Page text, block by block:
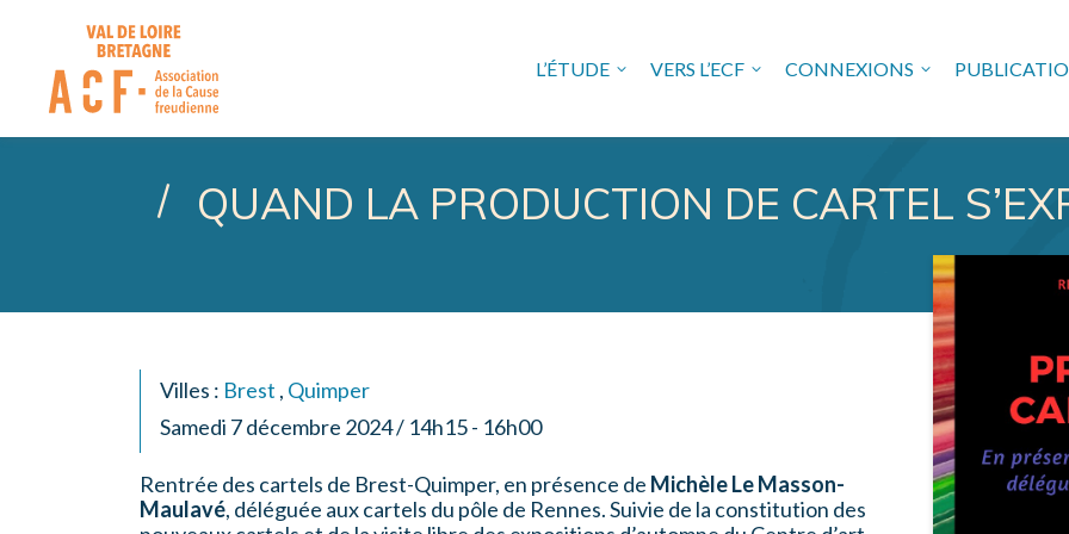
ASSOCIATION DE LA CAUSE FREUDIENNE EN VAL
L’ÉTUDE VERS L’ECF CONNEXIONS
QUAND LA PRODUCTION DE CARTEL
Villes : Brest , Quimper
Samedi 7 décembre 2024 / 14h15 - 16h00
Rentrée des cartels de Brest-Quimper, en présence de Michèle Le Masson-
Maulavé, déléguée aux cartels du pôle de Rennes. Suivie de la constitution des